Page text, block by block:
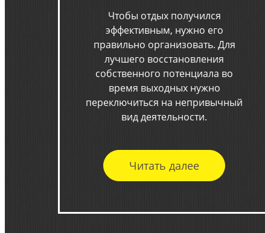
Чтобы отдых получился
эффективным, нужно его
правильно организовать. Для
лучшего восстановления
собственного потенциала во
время выходных нужно
переключиться на непривычный
вид деятельности.
Читать далее